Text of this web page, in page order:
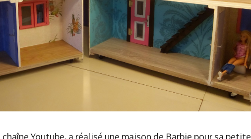
chaîne Youtube, a réalisé une maison de Barbie pour sa petite